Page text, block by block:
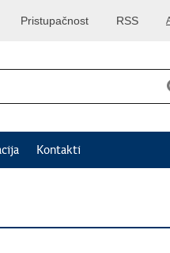
RSS
Pristupačnost
Kontakti